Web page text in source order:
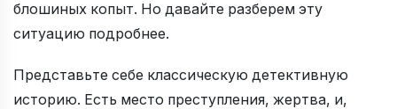
блошиных копыт. Но давайте разберем эту
ситуацию подробнее.
Представьте себе классическую детективную
историю. Есть место преступления, жертва, и,